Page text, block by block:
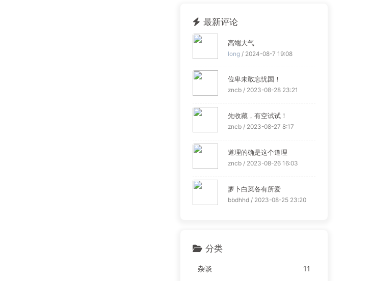
最新评论
高端大气
long/ 2024-08-7 19:08
位卑未敢忘忧国！
zncb / 2023-08-28 23:21
先收藏，有空试试！
zncb / 2023-08-27 8:17
道理的确是这个道理
zncb / 2023-08-26 16:03
萝卜白菜各有所爱
bbdhhd / 2023-08-25 23:20
分类
杂谈
11